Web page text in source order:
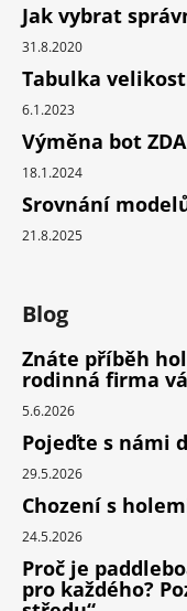
Jak vybrat
31.8.2020
Tabulka
6.1.2023
Výměna bot
18.1.2024
Srovnání
21.8.2025
Blog
Znáte příběh
rodinná firma
5.6.2026
Pojeďte s námi
29.5.2026
Chození s
24.5.2026
Proč je
pro každého?